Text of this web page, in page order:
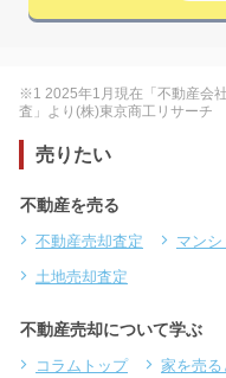
※1 2025年1月現在「不動産会
査」より(株)東京商工リサーチ
売りたい
不動産を売る
不動産売却査定 マン
土地売却査定
不動産売却について学ぶ
コラムトップ 家を売る